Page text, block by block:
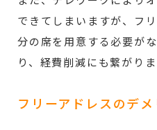
できてしまいますが、フ
分の席を用意する必要が
り、経費削減にも繋がりま
フリーアドレスのデメ